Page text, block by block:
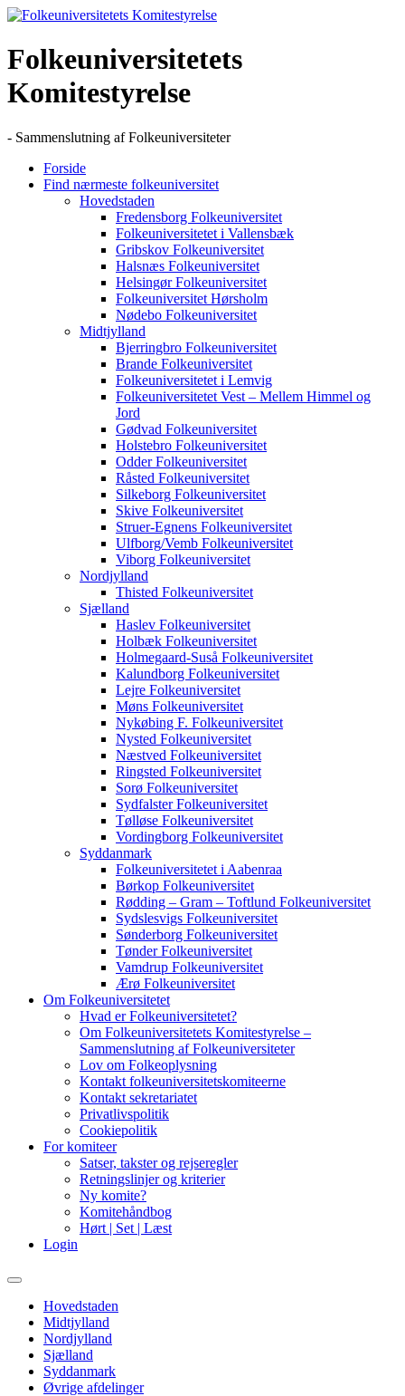
Skip
content
Folkeuniversitetets
Komitestyrelse
- Sammenslutning af Folkeuniversiteter
Forside
Find nærmeste folkeuniversitet
Hovedstaden
Fredensborg Folkeuniversitet
Folkeuniversitetet i Vallensbæk
Gribskov Folkeuniversitet
Halsnæs Folkeuniversitet
Helsingør Folkeuniversitet
Folkeuniversitet Hørsholm
Nødebo Folkeuniversitet
Midtjylland
Bjerringbro Folkeuniversitet
Brande Folkeuniversitet
Folkeuniversitetet i Lemvig
Folkeuniversitetet Vest – Mellem Himmel og
Jord
Gødvad Folkeuniversitet
Holstebro Folkeuniversitet
Odder Folkeuniversitet
Råsted Folkeuniversitet
Silkeborg Folkeuniversitet
Skive Folkeuniversitet
Struer-Egnens Folkeuniversitet
Ulfborg/Vemb Folkeuniversitet
Viborg Folkeuniversitet
Nordjylland
Thisted Folkeuniversitet
Sjælland
Haslev Folkeuniversitet
Holbæk Folkeuniversitet
Holmegaard-Suså Folkeuniversitet
Kalundborg Folkeuniversitet
Lejre Folkeuniversitet
Møns Folkeuniversitet
Nykøbing F. Folkeuniversitet
Nysted Folkeuniversitet
Næstved Folkeuniversitet
Ringsted Folkeuniversitet
Sorø Folkeuniversitet
Sydfalster Folkeuniversitet
Tølløse Folkeuniversitet
Vordingborg Folkeuniversitet
Syddanmark
Folkeuniversitetet i Aabenraa
Børkop Folkeuniversitet
Rødding – Gram – Toftlund Folkeuniversitet
Sydslesvigs Folkeuniversitet
Sønderborg Folkeuniversitet
Tønder Folkeuniversitet
Vamdrup Folkeuniversitet
Ærø Folkeuniversitet
Om Folkeuniversitetet
Hvad er Folkeuniversitetet?
Om Folkeuniversitetets Komitestyrelse –
Sammenslutning af Folkeuniversiteter
Lov om Folkeoplysning
Kontakt folkeuniversitetskomiteerne
Kontakt sekretariatet
Privatlivspolitik
Cookiepolitik
For komiteer
Satser, takster og rejseregler
Retningslinjer og kriterier
Ny komite?
Komitehåndbog
Hørt | Set | Læst
Login
Primary
Hovedstaden
Midtjylland
Nordjylland
Sjælland
Syddanmark
Øvrige afdelinger